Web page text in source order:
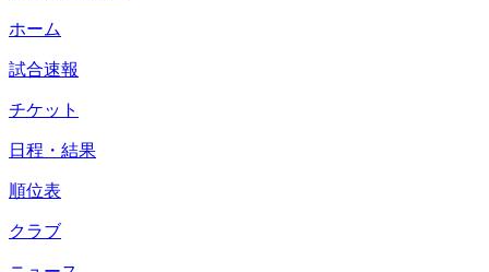
ホーム
試合速報
チケット
日程・結果
順位表
クラブ